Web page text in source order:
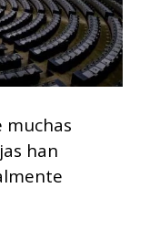
muchas
han